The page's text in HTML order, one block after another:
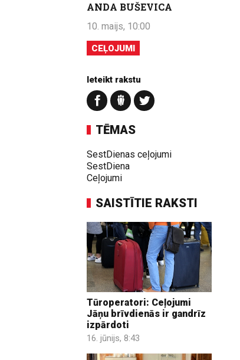
ANDA BUŠEVICA
10. maijs, 10:00
CEĻOJUMI
Ieteikt rakstu
TĒMAS
SestDienas ceļojumi
SestDiena
Ceļojumi
SAISTĪTIE RAKSTI
Tūroperatori: Ceļojumi
Jāņu brīvdienās ir gandrīz
izpārdoti
16. jūnijs, 8:43